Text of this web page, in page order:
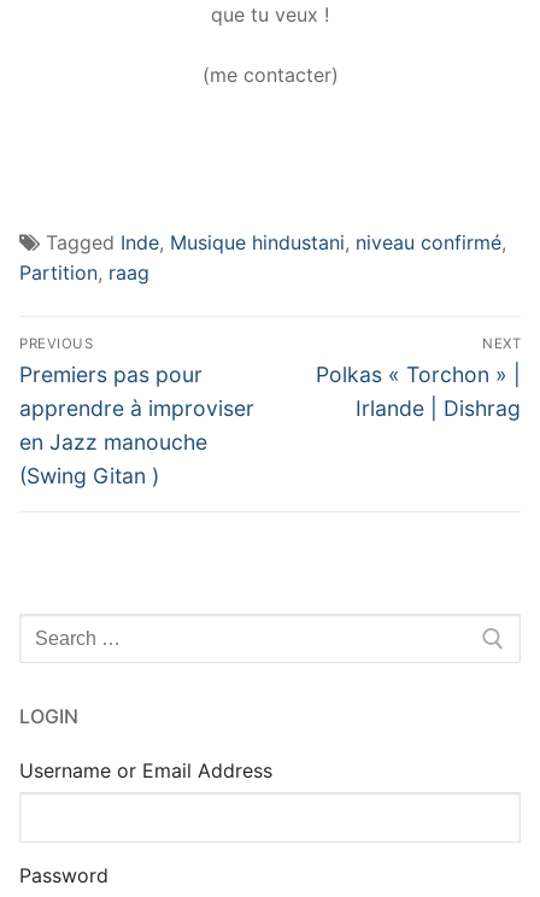
que tu veux !
(me contacter)
Tagged Inde, Musique hindustani, niveau confirmé,
Partition, raag
Navigation
de
l’article
PREVIOUS
Previous
post:
Premiers pas pour
apprendre à improviser
en Jazz manouche
(Swing Gitan )
NEXT
Next
post:
Polkas « Torchon » |
Irlande | Dishrag
Rechercher
:
LOGIN
Username or Email Address
Password